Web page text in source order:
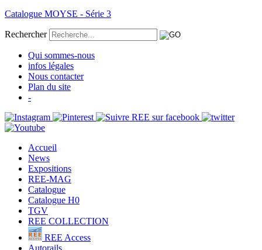
Catalogue MOYSE - Série 3
Rechercher
Qui sommes-nous
infos légales
Nous contacter
Plan du site
-
Accueil
News
Expositions
REE-MAG
Catalogue
Catalogue H0
TGV
REE COLLECTION
REE Access